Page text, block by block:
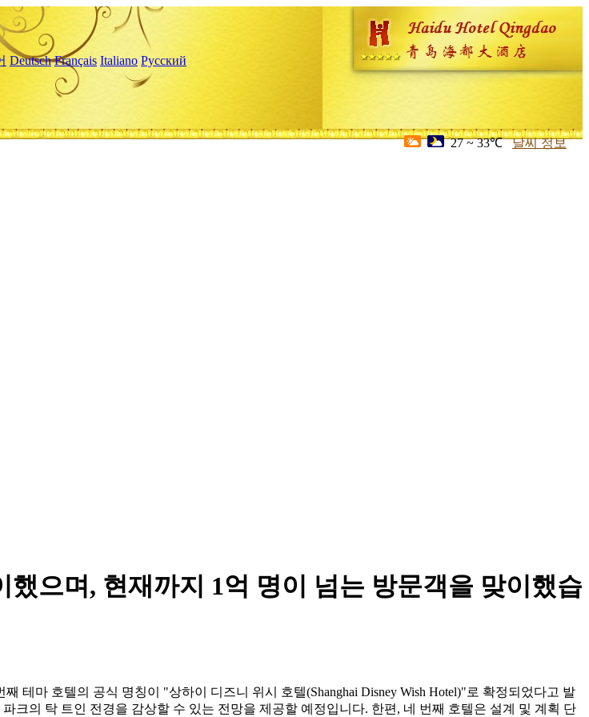
Deutsch Français Italiano Русский
27 ~ 33℃ 날씨 정보
으며, 현재까지 1억 명이 넘는 방문객을 맞이했습
테마 호텔의 공식 명칭이 "상하이 디즈니 위시 호텔(Shanghai Disney Wish Hotel)"로 확정되었다고 발
크의 탁 트인 전경을 감상할 수 있는 전망을 제공할 예정입니다. 한편, 네 번째 호텔은 설계 및 계획 단